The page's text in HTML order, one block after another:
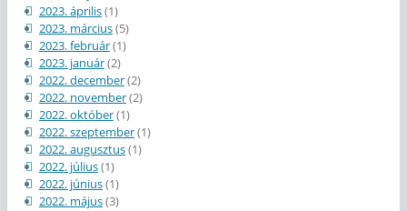
2023. április(1)
2023. március(5)
2023. február(1)
2023. január(2)
2022. december(2)
2022. november(2)
2022. október(1)
2022. szeptember(1)
2022. augusztus(1)
2022. július(1)
2022. június(1)
2022. május(3)